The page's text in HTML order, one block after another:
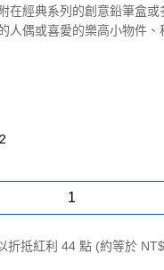
在經典系列的創意鉛筆盒或
人偶或喜愛的樂高小物件、
折抵紅利 44 點 (約等於